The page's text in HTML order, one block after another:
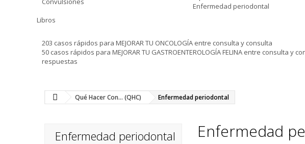
Enfermedad periodontal
Libros
203 casos rápidos para MEJORAR TU ONCOLOGÍA entre consulta y consulta
50 casos rápidos para MEJORAR TU GASTROENTEROLOGÍA FELINA entre consulta y
respuestas
Qué Hacer Con... (QHC) Enfermedad periodontal
Enfermedad periodontal Enfermedad